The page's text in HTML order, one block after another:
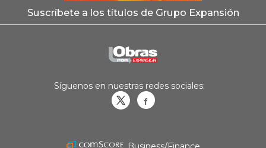
Suscríbete a los títulos de Grupo Expansión
Síguenos en nuestras redes sociales: